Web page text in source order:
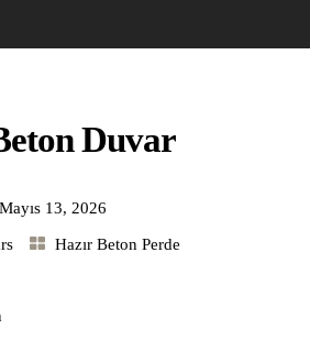
Duvar
Mayıs 13, 2026
Hazır Beton Perde